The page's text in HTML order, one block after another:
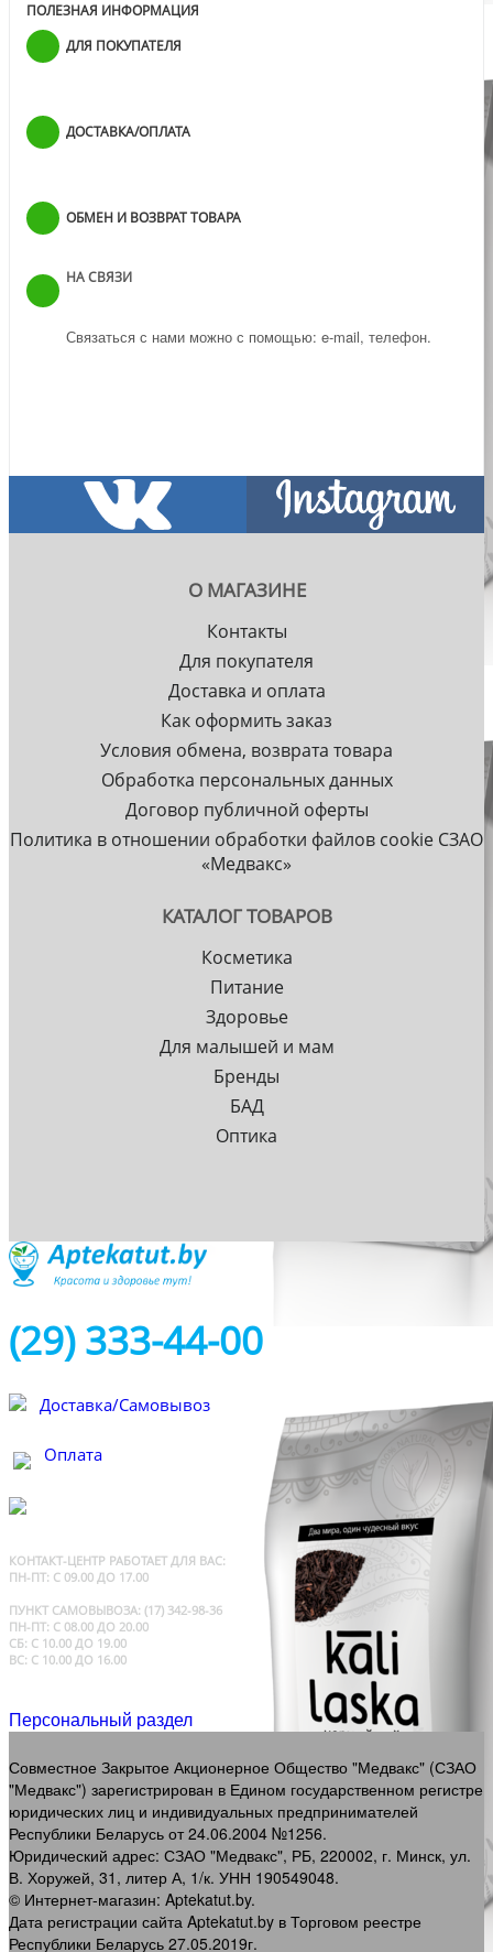
ПОЛЕЗНАЯ ИНФОРМАЦИЯ
ДЛЯ ПОКУПАТЕЛЯ
ДОСТАВКА/ОПЛАТА
ОБМЕН И ВОЗВРАТ ТОВАРА
НА СВЯЗИ
Связаться с нами можно с помощью: e-mail, телефон.
О МАГАЗИНЕ
Контакты
Для покупателя
Доставка и оплата
Как оформить заказ
Условия обмена, возврата товара
Обработка персональных данных
Договор публичной оферты
Политика в отношении обработки файлов cookie СЗАО
«Медвакс»
КАТАЛОГ ТОВАРОВ
Косметика
Питание
Здоровье
Для малышей и мам
Бренды
БАД
Оптика
(29) 333-44-00
Доставка/Самовывоз
Оплата
КОНТАКТ-ЦЕНТР РАБОТАЕТ ДЛЯ ВАС:
ПН-ПТ: С 09.00 ДО 17.00
ПУНКТ САМОВЫВОЗА: (17) 342-98-36
ПН-ПТ: С 08.00 ДО 20.00
СБ: С 10.00 ДО 19.00
ВС: С 10.00 ДО 16.00
Персональный раздел
Совместное Закрытое Акционерное Общество "Медвакс" (СЗАО
"Медвакс") зарегистрирован в Едином государственном регистре
юридических лиц и индивидуальных предпринимателей
Республики Беларусь от 24.06.2004 №1256.
Юридический адрес: СЗАО "Медвакс", РБ, 220002, г. Минск, ул.
В. Хоружей, 31, литер А, 1/к. УНН 190549048.
© Интернет-магазин: Aptekatut.by.
Дата регистрации сайта Aptekatut.by в Торговом реестре
Республики Беларусь 27.05.2019г.